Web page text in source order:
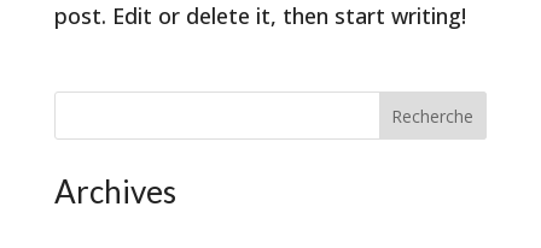
post. Edit or delete it, then start writing!
Recherche
Archives